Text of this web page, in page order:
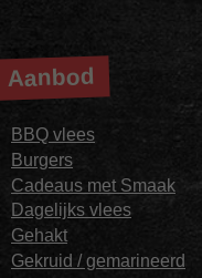
Aanbod
BBQ vlees
Burgers
Cadeaus met Smaak
Dagelijks vlees
Gehakt
Gekruid / gemarineerd